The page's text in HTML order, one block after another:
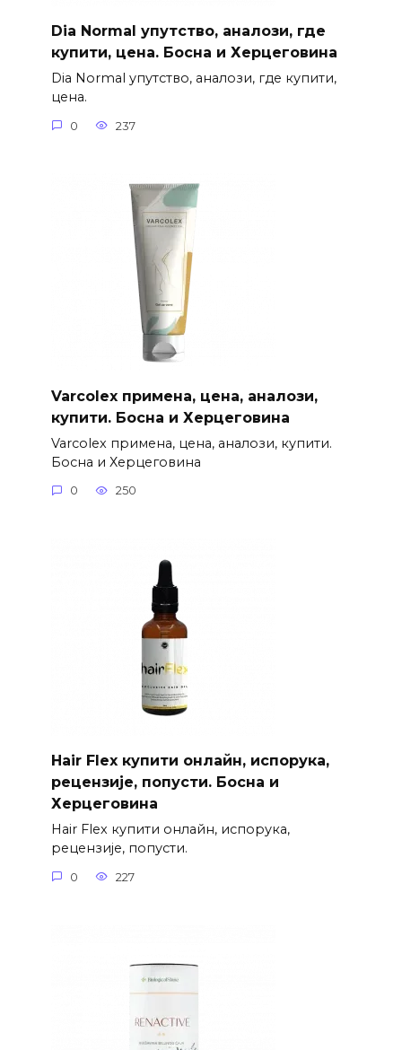
Dia Normal упутство, аналози, где
купити, цена. Босна и Херцеговина
Dia Normal упутство, аналози, где купити,
цена.
0 237
Varcolex примена, цена, аналози,
купити. Босна и Херцеговина
Varcolex примена, цена, аналози, купити.
Босна и Херцеговина
0 250
Hair Flex купити онлайн, испорука,
рецензије, попусти. Босна и
Херцеговина
Hair Flex купити онлайн, испорука,
рецензије, попусти.
0 227